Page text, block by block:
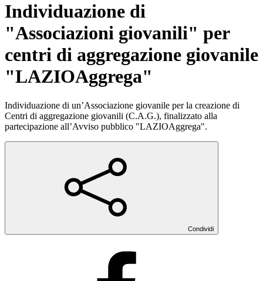
Individuazione di
"Associazioni giovanili" per
centri di aggregazione giovanile
"LAZIOAggrega"
Individuazione di un’Associazione giovanile per la creazione di
Centri di aggregazione giovanili (C.A.G.), finalizzato alla
partecipazione all’Avviso pubblico "LAZIOAggrega".
Condividi